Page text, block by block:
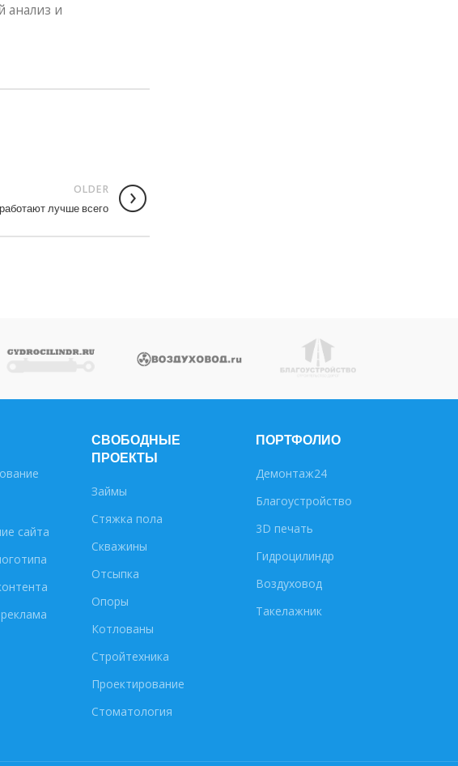
анализ и
OLDER
лучше всего
сайта
СВОБОДНЫЕ
ПРОЕКТЫ
Займы
Стяжка пола
Скважины
Отсыпка
Опоры
Котлованы
Стройтехника
Проектирование
Стоматология
ПОРТФОЛИО
Демонтаж24
Благоустройство
3D печать
Гидроцилиндр
Воздуховод
Такелажник